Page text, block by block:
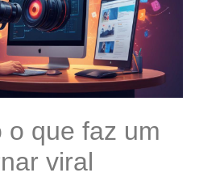
o que faz um
viral